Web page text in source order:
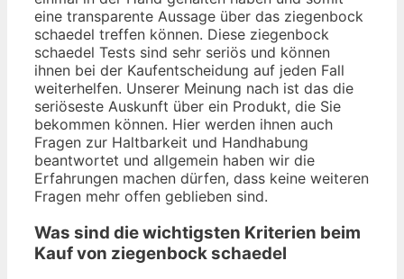
eine transparente Aussage über das ziegenbock
schaedel treffen können. Diese ziegenbock
schaedel Tests sind sehr seriös und können
ihnen bei der Kaufentscheidung auf jeden Fall
weiterhelfen. Unserer Meinung nach ist das die
seriöseste Auskunft über ein Produkt, die Sie
bekommen können. Hier werden ihnen auch
Fragen zur Haltbarkeit und Handhabung
beantwortet und allgemein haben wir die
Erfahrungen machen dürfen, dass keine weiteren
Fragen mehr offen geblieben sind.
Was sind die wichtigsten Kriterien beim
Kauf von ziegenbock schaedel